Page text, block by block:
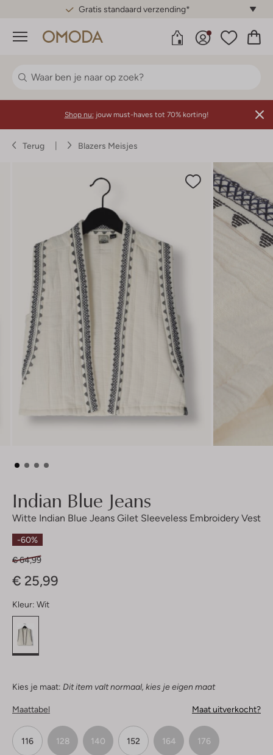
Gratis standaard verzending*
Menu
Shop nu: jouw must-haves tot 70% korting!
Terug Blazers Meisjes
Indian Blue Jeans
Witte Indian Blue Jeans Gilet Sleeveless Embroidery Vest
-60%
€ 64,99
€ 25,99
Kleur: Wit
Kies je maat: Dit item valt normaal, kies je eigen maat
Maattabel Maat uitverkocht?
116 128 140 152 164 176